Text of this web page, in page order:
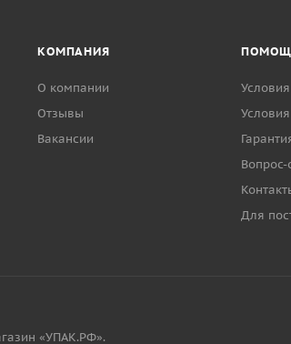
КОМПАНИЯ
О компании
Отзывы
Вакансии
Вопрос-
Для
«УПАК.РФ».